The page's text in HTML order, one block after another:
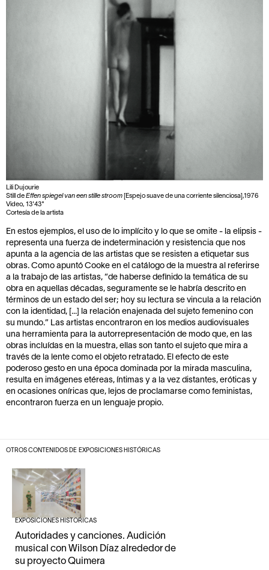
Lili Dujourie
Still de Effen spiegel van een stille stroom [Espejo suave de una corriente silenciosa],1976
Video, 13'43"
Cortesía de la artista
En estos ejemplos, el uso de lo implícito y lo que se omite - la elipsis -
representa una fuerza de indeterminación y resistencia que nos
apunta a la agencia de las artistas que se resisten a etiquetar sus
obras. Como apuntó Cooke en el catálogo de la muestra al referirse
a la trabajo de las artistas, “de haberse definido la temática de su
obra en aquellas décadas, seguramente se le habría descrito en
términos de un estado del ser; hoy su lectura se vincula a la relación
con la identidad, [...] la relación enajenada del sujeto femenino con
su mundo.” Las artistas encontraron en los medios audiovisuales
una herramienta para la autorrepresentación de modo que, en las
obras incluídas en la muestra, ellas son tanto el sujeto que mira a
través de la lente como el objeto retratado. El efecto de este
poderoso gesto en una época dominada por la mirada masculina,
resulta en imágenes etéreas, íntimas y a la vez distantes, eróticas y
en ocasiones oníricas que, lejos de proclamarse como feministas,
encontraron fuerza en un lenguaje propio.
OTROS CONTENIDOS DE EXPOSICIONES HISTÓRICAS
EXPOSICIONES HISTÓRICAS
Autoridades y canciones. Audición
musical con Wilson Díaz alrededor de
su proyecto Quimera